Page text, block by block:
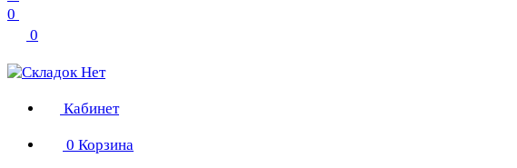
0
0
Кабинет
0 Корзина